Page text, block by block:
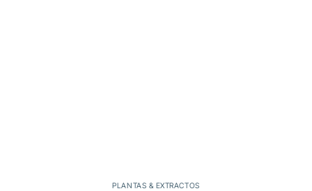
PLANTAS & EXTRACTOS